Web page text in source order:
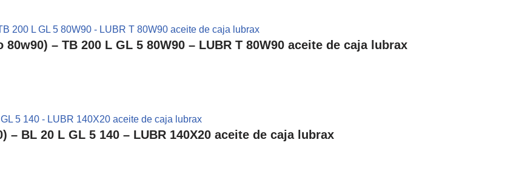
– TB 200 L GL 5 80W90 – LUBR T 80W90 aceite de caja lubrax
– BL 20 L GL 5 140 – LUBR 140X20 aceite de caja lubrax